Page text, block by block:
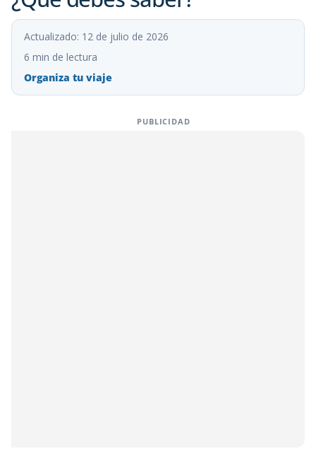
Actualizado: 12 de julio de 2026
6 min de lectura
Organiza tu viaje
PUBLICIDAD